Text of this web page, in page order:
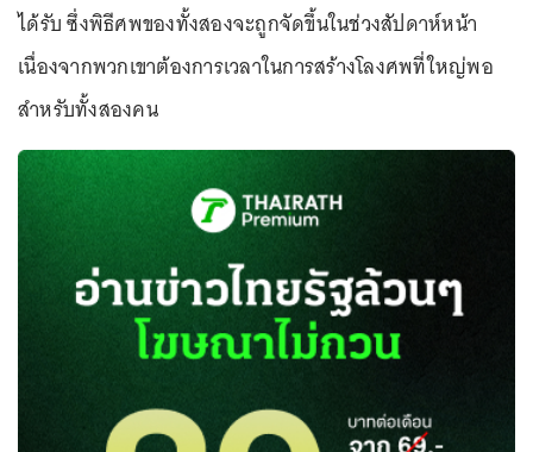
ได้รับ ซึ่งพิธีศพของทั้งสองจะถูกจัดขึ้นในช่วงสัปดาห์หน้า
เนื่องจากพวกเขาต้องการเวลาในการสร้างโลงศพที่ใหญ่พอ
สำหรับทั้งสองคน